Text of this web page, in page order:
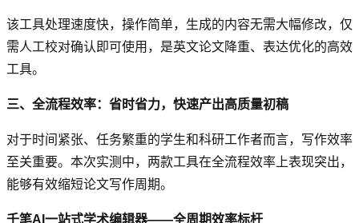
该工具处理速度快，操作简单，生成的内容无需大幅修改，仅
需人工校对确认即可使用，是英文论文降重、表达优化的高效
工具。
三、全流程效率：省时省力，快速产出高质量初稿
对于时间紧张、任务繁重的学生和科研工作者而言，写作效率
至关重要。本次实测中，两款工具在全流程效率上表现突出，
能够有效缩短论文写作周期。
千笔AI一站式学术编辑器——全周期效率标杆